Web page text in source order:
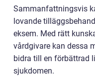
Sammanfattningsvis
lovande
eksem. Med rätt
vårdgivare kan dessa
bidra till en förbättrad
sjukdomen.